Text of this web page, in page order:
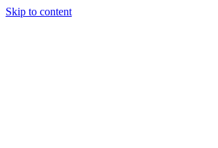
Skip to content